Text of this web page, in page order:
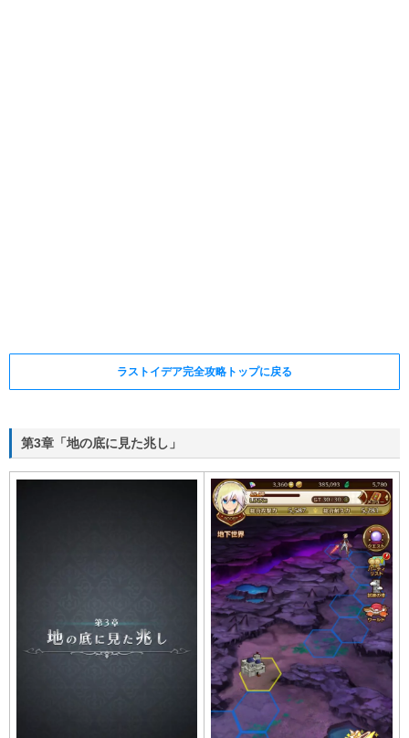
ラストイデア完全攻略トップに戻る
第3章「地の底に見た兆し」